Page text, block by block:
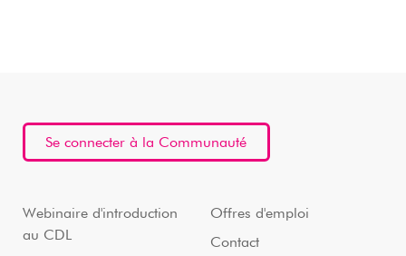
Se connecter à la Communauté
Webinaire d'introduction
au CDL
Offres d'emploi
Contact